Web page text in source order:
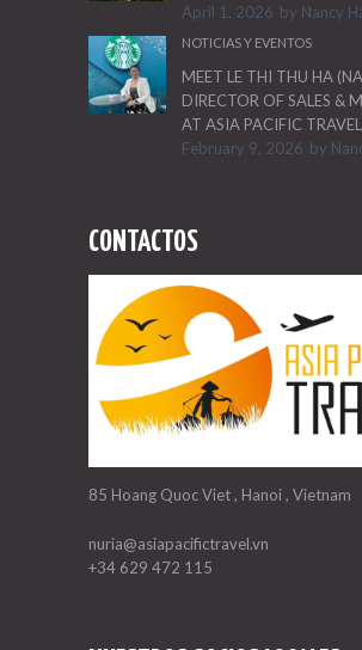
April 1, 2026 by Nancy
NOTICIAS Y EVENTOS
MEET LE THI THU HA
DIRECTOR OF SALES &
AT ASIA PACIFIC TRAVEL
February 9, 2026 by
CONTACTOS
85 Hoang Quoc Viet , Hanoi , Vietnam
nuria@asiapacifictravel.vn
+34 629 472 115